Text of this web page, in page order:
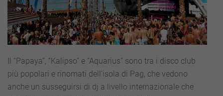
Il “Papaya”, “Kalipso” e “Aquarius” sono tra i disco club
più popolari e rinomati dell’isola di Pag, che vedono
anche un susseguirsi di dj a livello internazionale che